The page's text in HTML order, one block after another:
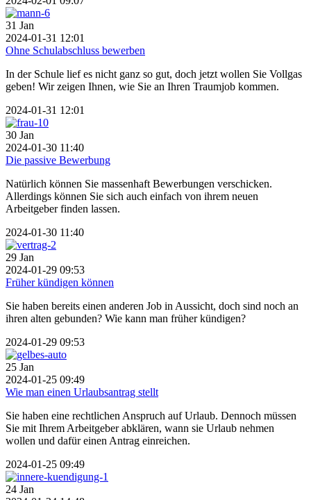
31 Jan
2024-01-31 12:01
Ohne Schulabschluss bewerben
In der Schule lief es nicht ganz so gut, doch jetzt wollen Sie Vollgas
geben! Wir zeigen Ihnen, wie Sie an Ihren Traumjob kommen.
2024-01-31 12:01
30 Jan
2024-01-30 11:40
Die passive Bewerbung
Natürlich können Sie massenhaft Bewerbungen verschicken.
Allerdings können Sie sich auch einfach von ihrem neuen
Arbeitgeber finden lassen.
2024-01-30 11:40
29 Jan
2024-01-29 09:53
Früher kündigen können
Sie haben bereits einen anderen Job in Aussicht, doch sind noch an
ihren alten gebunden? Wie kann man früher kündigen?
2024-01-29 09:53
25 Jan
2024-01-25 09:49
Wie man einen Urlaubsantrag stellt
Sie haben eine rechtlichen Anspruch auf Urlaub. Dennoch müssen
Sie mit Ihrem Arbeitgeber abklären, wann sie Urlaub nehmen
wollen und dafür einen Antrag einreichen.
2024-01-25 09:49
24 Jan